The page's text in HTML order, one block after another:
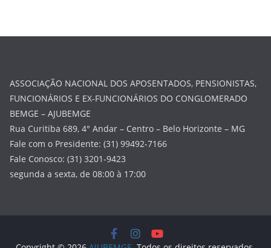
ASSOCIAÇÃO NACIONAL DOS APOSENTADOS, PENSIONISTAS,
FUNCIONÁRIOS E EX-FUNCIONÁRIOS DO CONGLOMERADO
BEMGE – AJUBEMGE
Rua Curitiba 689, 4° Andar – Centro – Belo Horizonte – MG
Fale com o Presidente: (31) 99492-7166
Fale Conosco: (31) 3201-9423
segunda a sexta, de 08:00 à 17:00